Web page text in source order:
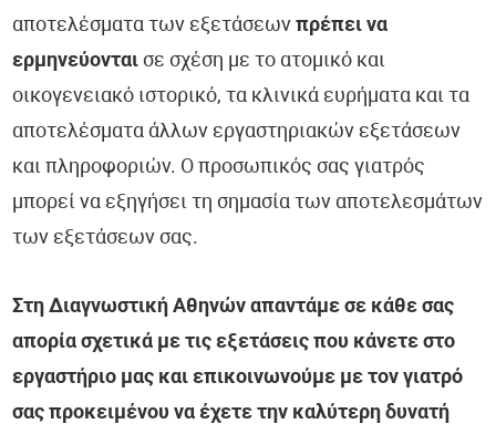
αποτελέσματα των εξετάσεωνπρέπει να
ερμηνεύονταισε σχέση με το ατομικό και
οικογενειακό ιστορικό, τα κλινικά ευρήματα και τα
αποτελέσματα άλλων εργαστηριακών εξετάσεων
και πληροφοριών. Ο προσωπικός σας γιατρός
μπορεί να εξηγήσει τη σημασία των αποτελεσμάτων
των εξετάσεων σας.
Στη Διαγνωστική Αθηνών απαντάμε σε κάθε σας
απορία σχετικά με τις εξετάσεις που κάνετε στο
εργαστήριο μας και επικοινωνούμε με τον γιατρό
σας προκειμένου να έχετε την καλύτερη δυνατή